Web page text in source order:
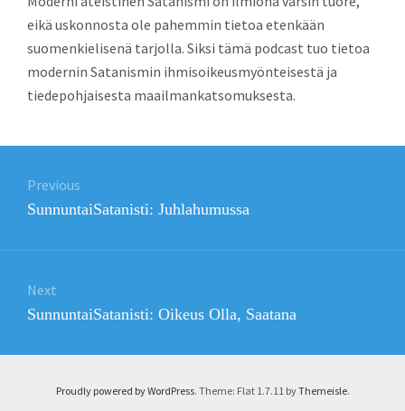
eikä uskonnosta ole pahemmin tietoa etenkään
suomenkielisenä tarjolla. Siksi tämä podcast tuo tietoa
modernin Satanismin ihmisoikeusmyönteisestä ja
tiedepohjaisesta maailmankatsomuksesta.
navigation
Previous
Previous
SunnuntaiSatanisti: Juhlahumussa
Next
Next
SunnuntaiSatanisti: Oikeus Olla, Saatana
Proudly powered by WordPress. Theme: Flat 1.7.11 byThemeisle.